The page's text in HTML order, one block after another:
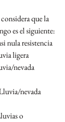
que la
es el siguiente:
nula resistencia
ligera
nevada
nevada
o